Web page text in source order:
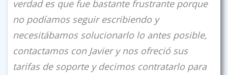
verdad es que fue bastante frustrante porque
no podíamos seguir escribiendo y
necesitábamos solucionarlo lo antes posible,
contactamos con Javier y nos ofreció sus
tarifas de soporte y decimos contratarlo para